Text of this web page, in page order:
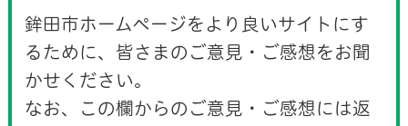
鉾田市ホームページをより良いサイトにす
るために、皆さまのご意見・ご感想をお聞
かせください。
なお、この欄からのご意見・ご感想には返